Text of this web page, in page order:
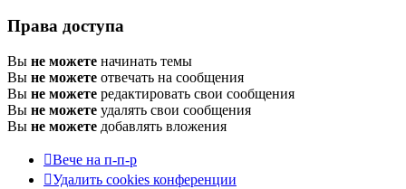
Права доступа
Вы не можете начинать темы
Вы не можете отвечать на сообщения
Вы не можете редактировать свои сообщения
Вы не можете удалять свои сообщения
Вы не можете добавлять вложения
Вече на п-п-р
Удалить cookies конференции